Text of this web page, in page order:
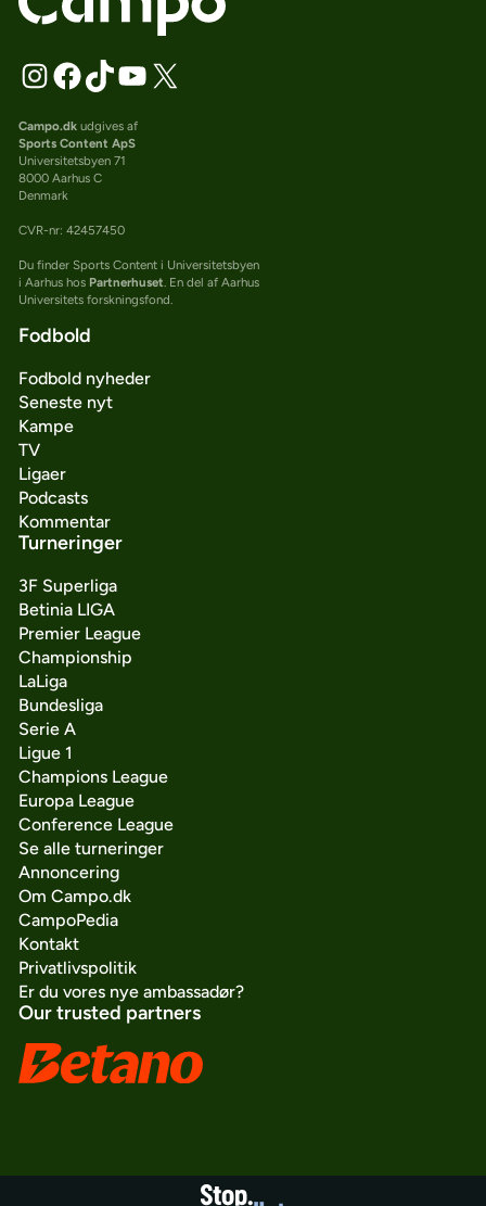
Campo.dkudgives af
Sports Content ApS
Universitetsbyen 71
8000 Aarhus C
Denmark
CVR-nr: 42457450
Du finder Sports Content i Universitetsbyen
i Aarhus hos Partnerhuset. En del af Aarhus
Universitets forskningsfond.
Fodbold
Fodbold nyheder
Seneste nyt
Kampe
TV
Ligaer
Podcasts
Kommentar
Turneringer
3F Superliga
Betinia LIGA
Premier League
Championship
LaLiga
Bundesliga
Serie A
Ligue 1
Champions League
Europa League
Conference League
Se alle turneringer
Annoncering
Om Campo.dk
CampoPedia
Kontakt
Privatlivspolitik
Er du vores nye ambassadør?
Our trusted partners